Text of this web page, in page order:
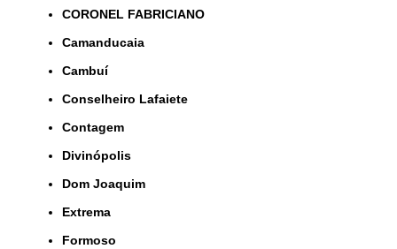
CORONEL FABRICIANO
Camanducaia
Cambuí
Conselheiro Lafaiete
Contagem
Divinópolis
Dom Joaquim
Extrema
Formoso